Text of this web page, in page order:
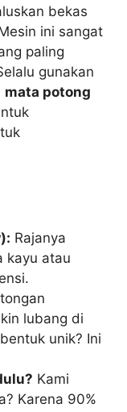
bekas
ini sangat
paling
gunakan
mata potong
Rajanya
kayu atau
lubang di
unik? Ini
Kami
Karena 90%